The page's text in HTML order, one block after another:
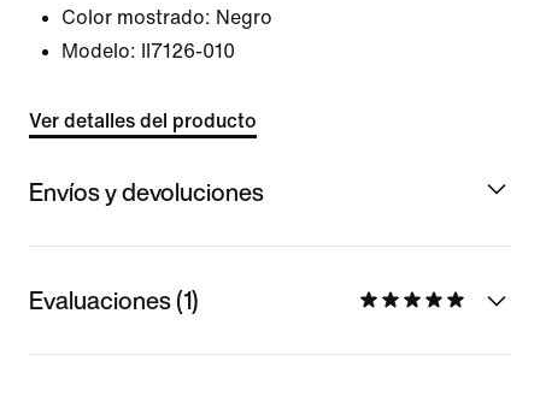
Color mostrado: Negro
Modelo:
II7126-010
Ver detalles del producto
Envíos y devoluciones
Evaluaciones (1)